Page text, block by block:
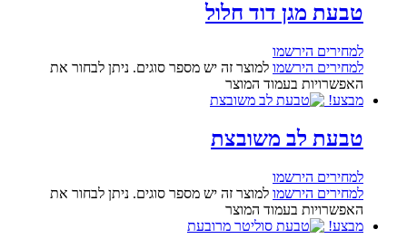
טבעת מגן דוד חלול
למחירים הירשמו
למחירים הירשמו למוצר זה יש מספר סוגים. ניתן לבחור את
האפשרויות בעמוד המוצר
מבצע!
טבעת לב משובצת
למחירים הירשמו
למחירים הירשמו למוצר זה יש מספר סוגים. ניתן לבחור את
האפשרויות בעמוד המוצר
מבצע!